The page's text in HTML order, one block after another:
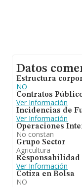
Datos
Estructura
NO
Contratos
Ver Información
Incidencias de
Ver Información
Operaciones
No constan
Grupo Sector
Agricultura
Ver Información
Cotiza en Bolsa
NO